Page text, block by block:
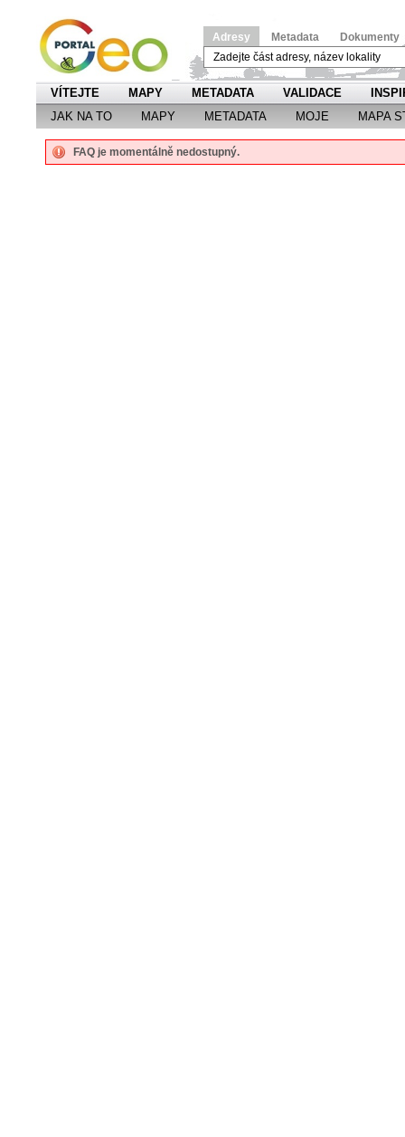
Adresy Metadata Dokumenty
VÍTEJTE MAPY METADATA VALIDACE
JAK NA TO
MAPY METADATA MOJE MAPA
FAQ je momentálně nedostupný.